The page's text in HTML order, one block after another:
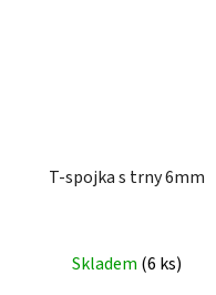
T-spojka s trny 6mm
Skladem (6 ks)